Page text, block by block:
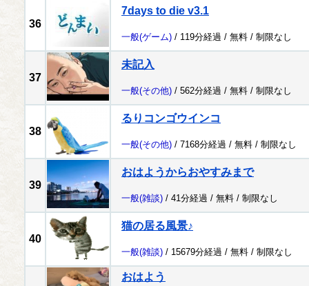
36
7days to die v3.1
一般(ゲーム) / 119分経過 / 無料 / 制限なし
37
未記入
一般(その他) / 562分経過 / 無料 / 制限なし
38
るりコンゴウインコ
一般(その他) / 7168分経過 / 無料 / 制限なし
39
おはようからおやすみまで
一般(雑談) / 41分経過 / 無料 / 制限なし
40
猫の居る風景♪
一般(雑談) / 15679分経過 / 無料 / 制限なし
おはよう